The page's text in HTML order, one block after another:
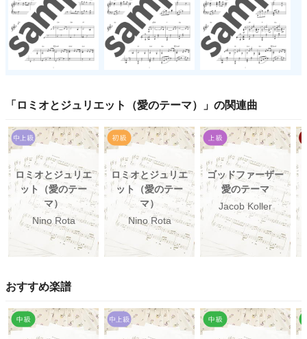
「 ロミオとジュリエット（愛のテーマ） 」の関連曲
ロミオとジュリエ
ット（愛のテー
マ）
Nino Rota
ロミオとジュリエ
ット（愛のテー
マ）
Nino Rota
ゴッドファーザー
愛のテーマ
Jacob Koller
おすすめ楽譜